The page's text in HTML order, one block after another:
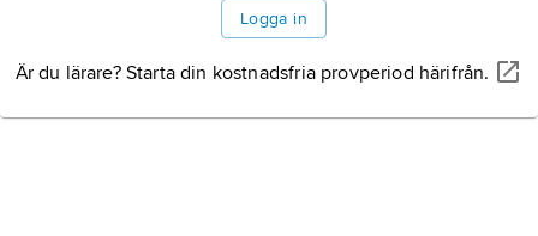
Logga in
Är du lärare? Starta din kostnadsfria provperiod härifrån.